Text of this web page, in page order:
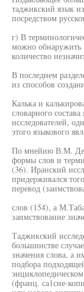
таджикский язык
посредством
г) В
можно обнаружить
количество
В последнем
из способов
Калька и
словарного
исследователей,
этого языкового
По мнейию В.М.
формы слов и
(36). Иранский
придерживался
перевод
слов (154), а
заимствование
Таджикский
большинстве
значения слова, а
подбора
(франц. са1сие-